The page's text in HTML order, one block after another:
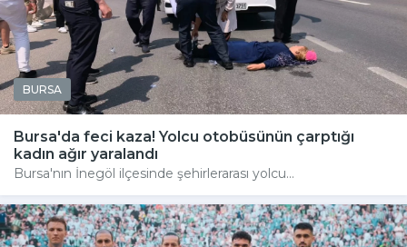
BURSA
Bursa'da feci kaza! Yolcu otobüsünün çarptığı
kadın ağır yaralandı
Bursa'nın İnegöl ilçesinde şehirlerarası yolcu...